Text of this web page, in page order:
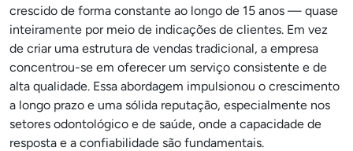
crescido de forma constante ao longo de 15 anos — quase
inteiramente por meio de indicações de clientes. Em vez
de criar uma estrutura de vendas tradicional, a empresa
concentrou-se em oferecer um serviço consistente e de
alta qualidade. Essa abordagem impulsionou o crescimento
a longo prazo e uma sólida reputação, especialmente nos
setores odontológico e de saúde, onde a capacidade de
resposta e a confiabilidade são fundamentais.